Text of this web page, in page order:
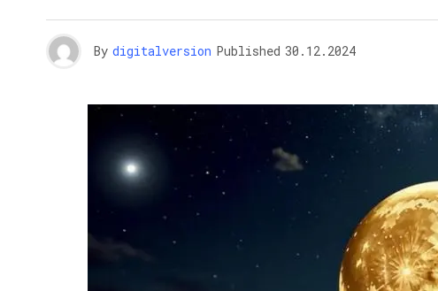
By digitalversion Published 30.12.2024